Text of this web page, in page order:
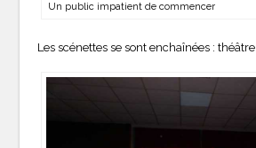
Un public impatient de commencer
Les scénettes se sont enchaînées : théâtre